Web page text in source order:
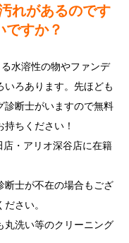
れがあるのです
ですか？
水溶性の物やファンデ
ろあります。先ほども
診断士がいますので無料
ちください！
・アリオ深谷店に在籍
士が不在の場合もござ
さい。
洗い等のクリーニング